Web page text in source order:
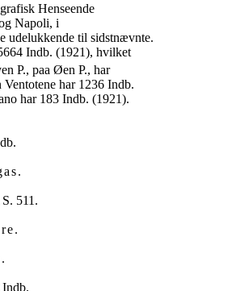
Henseende
Napoli, i
udelukkende til sidstnævnte.
Indb. (1921), hvilket
P., paa Øen P., har
har 1236 Indb.
.
S. 511.
.
.